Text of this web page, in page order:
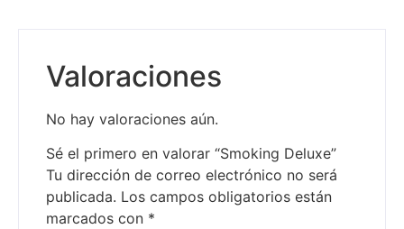
Valoraciones
No hay valoraciones aún.
Sé el primero en valorar “Smoking Deluxe”
Tu dirección de correo electrónico no será
publicada. Los campos obligatorios están
marcados con *